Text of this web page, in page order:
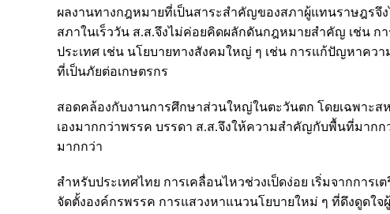
ผลงานทางกฎหมายที่เป็นสาระสำคัญของสภาผู้แทนราษฎรจึ
สภาในเร็ววัน ส.ส.จึงไม่ค่อยคิดผลักดันกฎหมายสำคัญ เช่น
ประเทศ เช่น นโยบายทางสังคมใหญ่ ๆ เช่น การแก้ปัญหาค
ที่เป็นภัยต่อเกษตรกร
สอดคล้องกับงานการศึกษาส่วนใหญ่ในตะวันตก โดยเฉพาะส
เองมากกว่าพรรค บรรดา ส.ส.จึงให้ความสำคัญกับพื้นที่มาก
มากกว่า
สำหรับประเทศไทย การเคลื่อนไหวช่วงเป็ดง่อย เริ่มจากกา
จัดตั้งองค์กรพรรค การแสวงหาแนวนโยบายใหม่ ๆ ที่ดึงดูดใ